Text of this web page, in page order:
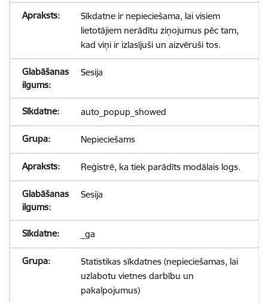
Sīkdatne ir nepieciešama, lai visiem
lietotājiem nerādītu ziņojumus pēc tam,
kad viņi ir izlasījuši un aizvēruši tos.
Sesija
auto_popup_showed
Nepieciešams
Reģistrē, ka tiek parādīts modālais logs.
Sesija
_ga
Statistikas sīkdatnes (nepieciešamas, lai
uzlabotu vietnes darbību un
pakalpojumus)